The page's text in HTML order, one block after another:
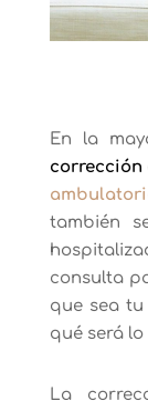
En la
corrección
también
consulta
que sea
qué será
La